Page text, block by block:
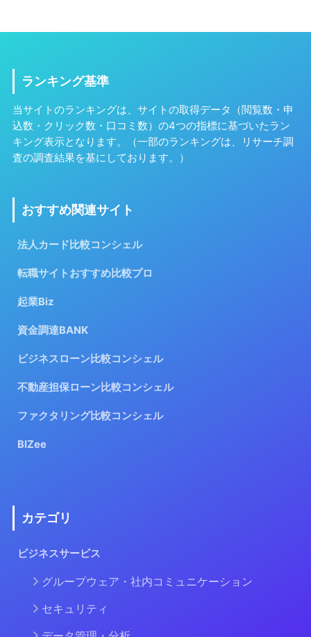
ランキング基準
当サイトのランキングは、サイトの取得データ（閲覧数・申
込数・クリック数・口コミ数）の4つの指標に基づいたラン
キング表示となります。（一部のランキングは、リサーチ調
査の調査結果を基にしております。）
おすすめ関連サイト
法人カード比較コンシェル
転職サイトおすすめ比較プロ
起業Biz
資金調達BANK
ビジネスローン比較コンシェル
不動産担保ローン比較コンシェル
ファクタリング比較コンシェル
BIZee
カテゴリ
ビジネスサービス
グループウェア・社内コミュニケーション
セキュリティ